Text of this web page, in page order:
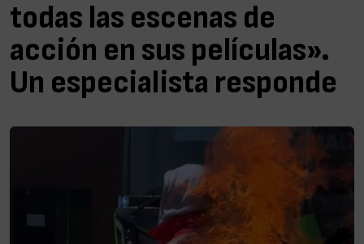
todas las escenas de
acción en sus películas».
Un especialista responde